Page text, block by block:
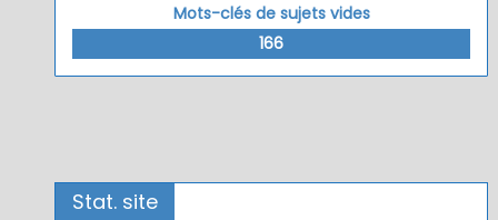
Mots-clés de sujets vides
166
Stat. site